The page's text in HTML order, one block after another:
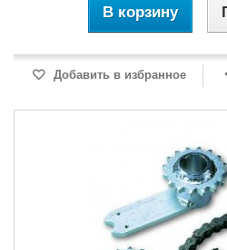
В корзину
Добавить в избранное